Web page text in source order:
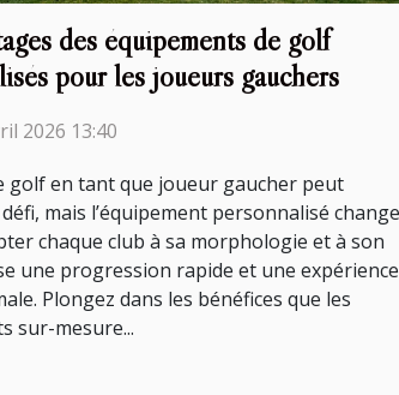
des équipements de golf
pour les joueurs gauchers
2026 13:40
golf en tant que joueur gaucher peut
mais l’équipement personnalisé
chaque club à sa morphologie et à son
une progression rapide et une expérience
Plongez dans les bénéfices que les
sur-mesure...